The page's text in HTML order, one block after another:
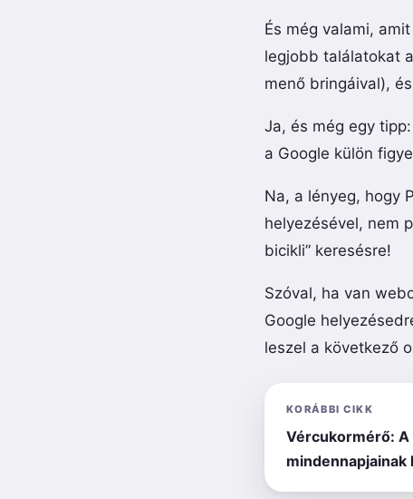
És még valami,
legjobb találatokat
menő bringáival),
Ja, és még egy
a Google külön
Na, a lényeg, hogy
helyezésével, nem
bicikli” keresésre!
Szóval, ha van
Google
leszel a következő
KORÁBBI CIKK
Vércukormérő:
mindennapjainak